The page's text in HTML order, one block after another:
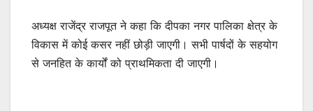
अध्यक्ष राजेंद्र राजपूत ने कहा कि दीपका नगर पालिका क्षेत्र के
विकास में कोई कसर नहीं छोड़ी जाएगी। सभी पार्षदों के सहयोग
से जनहित के कार्यों को प्राथमिकता दी जाएगी।